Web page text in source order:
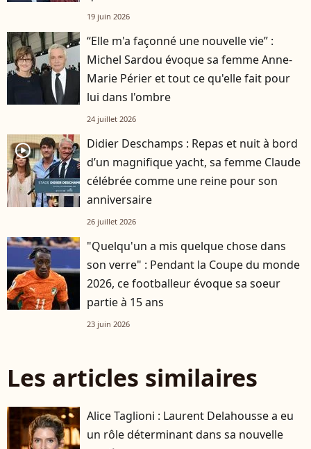
19 juin 2026
“Elle m'a façonné une nouvelle vie” :
Michel Sardou évoque sa femme Anne-
Marie Périer et tout ce qu'elle fait pour
lui dans l'ombre
24 juillet 2026
player2
Didier Deschamps : Repas et nuit à bord
d’un magnifique yacht, sa femme Claude
célébrée comme une reine pour son
anniversaire
26 juillet 2026
"Quelqu'un a mis quelque chose dans
son verre" : Pendant la Coupe du monde
2026, ce footballeur évoque sa soeur
partie à 15 ans
23 juin 2026
Les articles similaires
Alice Taglioni : Laurent Delahousse a eu
un rôle déterminant dans sa nouvelle